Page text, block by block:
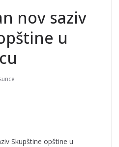
nov saziv
u
Skupštine opštine u